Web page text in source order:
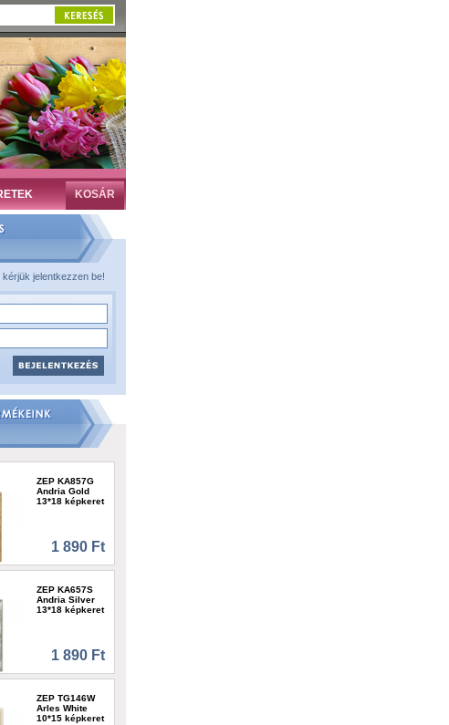
KOSÁR
jelentkezzen be!
ZEP KA857G
Andria Gold
13*18 képkeret
1 890 Ft
ZEP KA657S
Andria Silver
13*18 képkeret
1 890 Ft
ZEP TG146W
Arles White
10*15 képkeret